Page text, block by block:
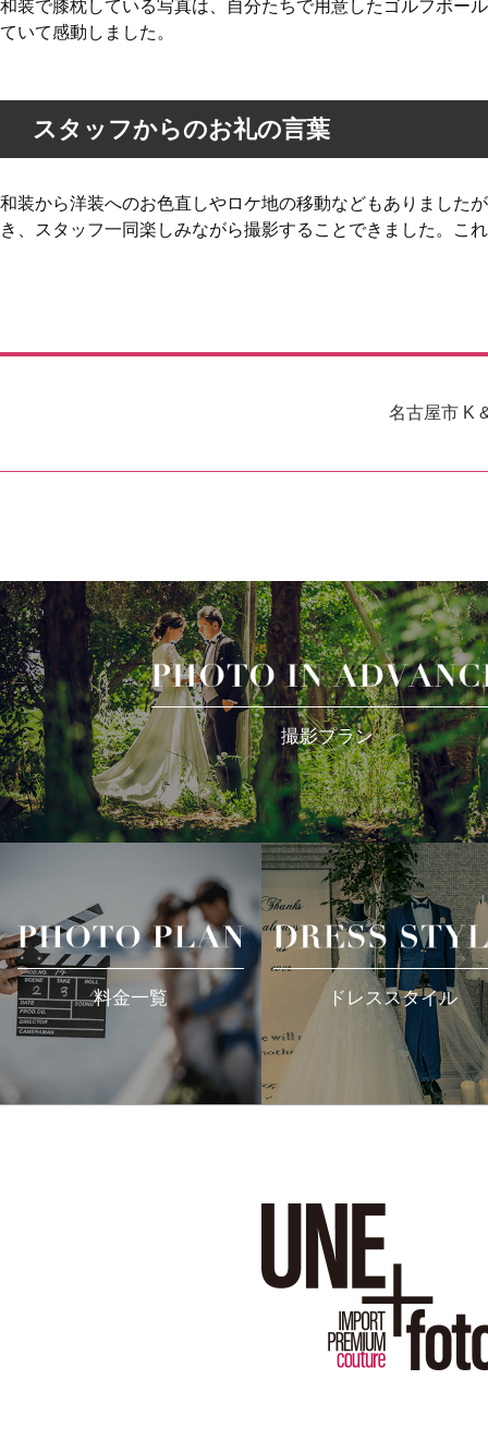
和装で膝枕している写真は、自分たちで用意したゴルフボー
ていて感動しました。
スタッフからのお礼の言葉
和装から洋装へのお色直しやロケ地の移動などもありました
き、スタッフ一同楽しみながら撮影することできました。こ
名古屋市 K
撮影プラン
料金一覧 ドレススタイル